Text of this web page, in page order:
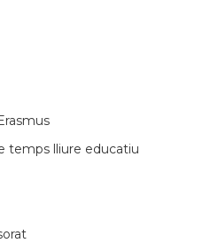
temps lliure educatiu